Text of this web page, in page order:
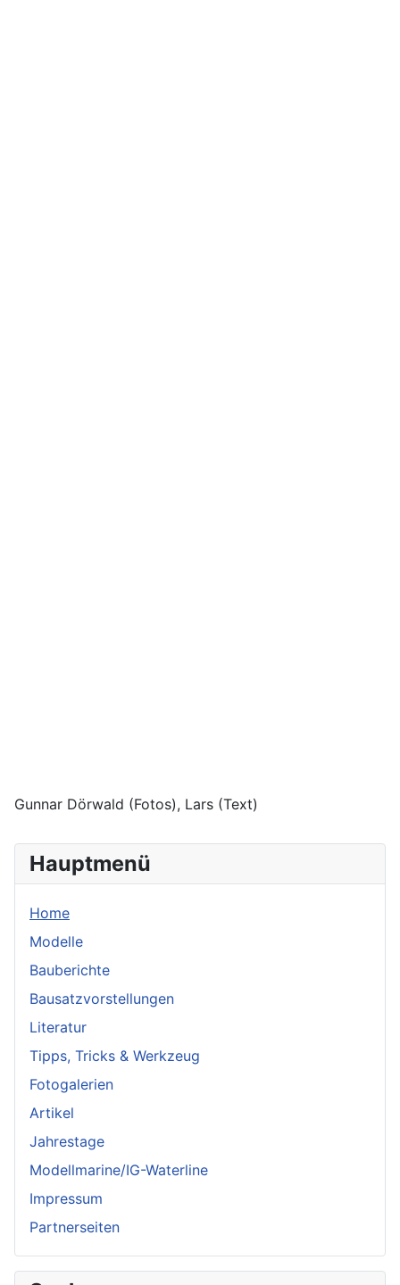
Hauptmenü
Home
Modelle
Bauberichte
Bausatzvorstellungen
Literatur
Tipps, Tricks & Werkzeug
Fotogalerien
Artikel
Jahrestage
Modellmarine/IG-Waterline
Impressum
Partnerseiten
Gunnar Dörwald (Fotos), Lars (Text)